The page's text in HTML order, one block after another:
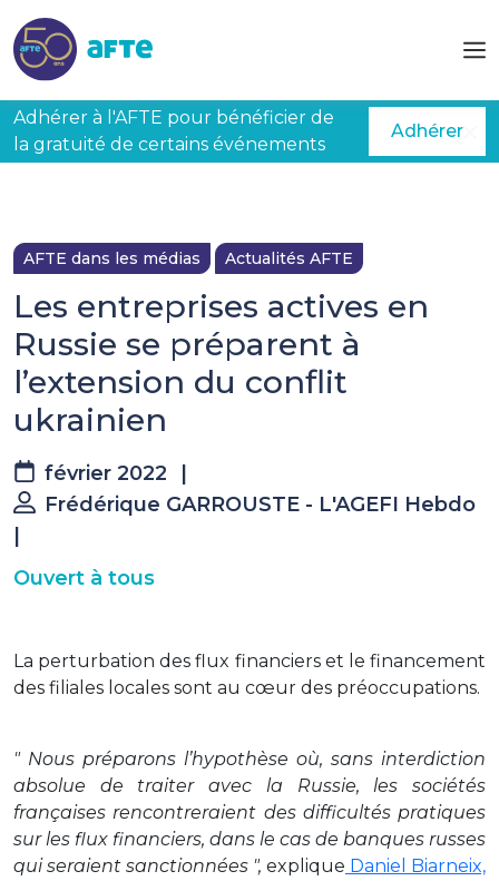
Adhérer à l'AFTE pour bénéficier de
la gratuité de certains événements
Adhérer
AFTE dans les médias Actualités AFTE
Les entreprises actives en
Russie se préparent à
l’extension du conflit
ukrainien
février 2022
Frédérique GARROUSTE - L'AGEFI Hebdo
Ouvert à tous
La perturbation des flux financiers et le financement
des filiales locales sont au cœur des préoccupations.
" Nous préparons l’hypothèse où, sans interdiction
absolue de traiter avec la Russie, les sociétés
françaises rencontreraient des difficultés pratiques
sur les flux financiers, dans le cas de banques russes
qui seraient sanctionnées ", explique Daniel Biarneix,